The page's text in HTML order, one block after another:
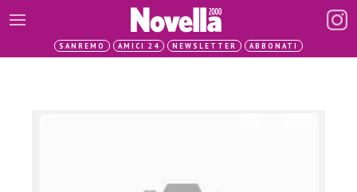
SANREMO AMICI 24 NEWSLETTER ABBONATI